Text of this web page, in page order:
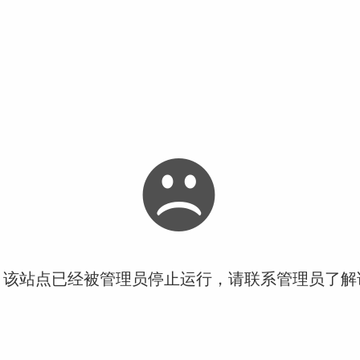
站点已经被管理员停止运行，请联系管理员了